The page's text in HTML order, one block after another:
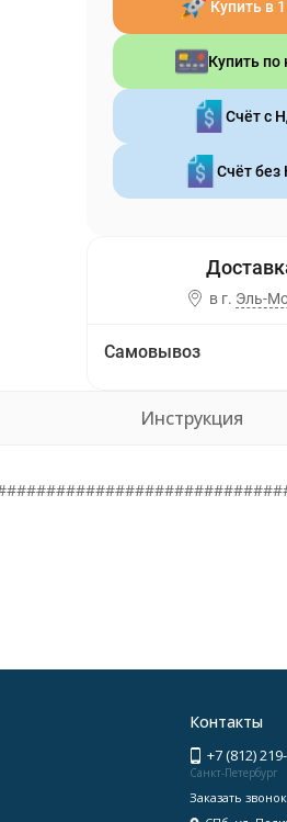
Купить в
Купить по
Счёт
Счёт
в г. Эль-
Самовывоз
Инструкция
Контакты
+7 (812)
Санкт-Петербург
Заказать звонок